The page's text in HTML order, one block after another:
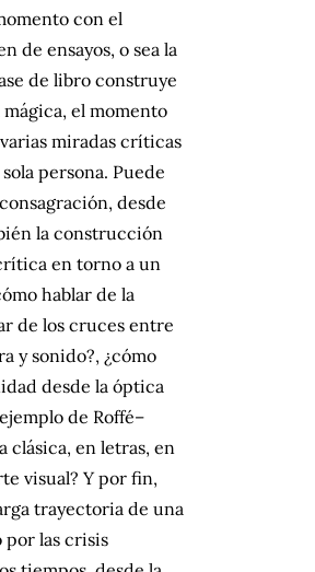
con el
de ensayos, o sea la
de libro construye
el momento
miradas críticas
persona. Puede
desde
la construcción
en torno a un
hablar de la
de los cruces entre
y sonido?, ¿cómo
desde la óptica
de Roffé–
clásica, en letras, en
visual? Y por fin,
trayectoria de una
por las crisis